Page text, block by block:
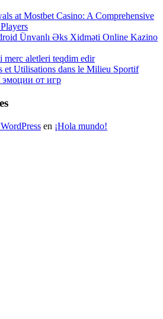
at Mostbet Casino: A Comprehensive
Ünvanlı Əks Xidməti Online Kazino
merc aletleri teqdim edir
et Utilisations dans le Milieu Sportif
эмоции от игр
en ¡Hola mundo!